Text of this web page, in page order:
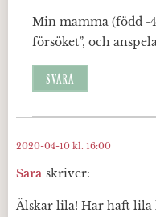
Min mamma (född -
försöket”, och
SVARA
Sara skriver:
2020-04-10 kl. 16:00
Älskar lila! Har haft lila